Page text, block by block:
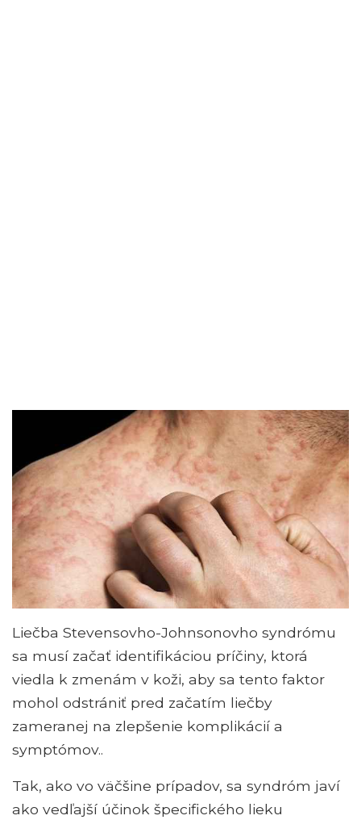
Liečba Stevensovho-Johnsonovho syndrómu
sa musí začať identifikáciou príčiny, ktorá
viedla k zmenám v koži, aby sa tento faktor
mohol odstrániť pred začatím liečby
zameranej na zlepšenie komplikácií a
symptómov..
Tak, ako vo väčšine prípadov, sa syndróm javí
ako vedľajší účinok špecifického lieku